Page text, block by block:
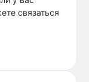
связаться